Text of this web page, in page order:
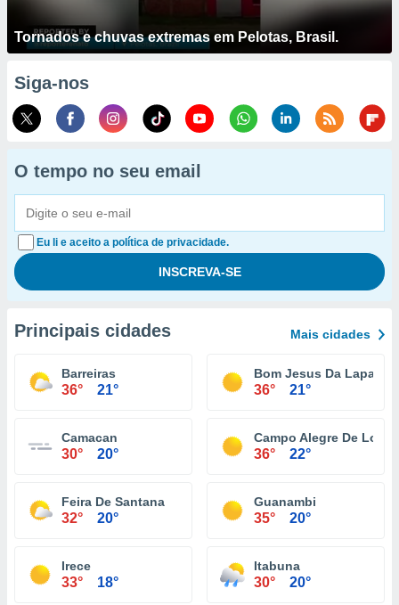
Tornados e chuvas extremas em Pelotas, Brasil.
Siga-nos
O tempo no seu email
Eu li e aceito a política de privacidade.
Principais cidades Mais cidades
Barreiras
36° 21°
Bom Jesus Da Lapa
36° 21°
Camacan
30° 20°
Campo Alegre De
36° 22°
Feira De Santana
32° 20°
Guanambi
35° 20°
Irece
33° 18°
Itabuna
30° 20°